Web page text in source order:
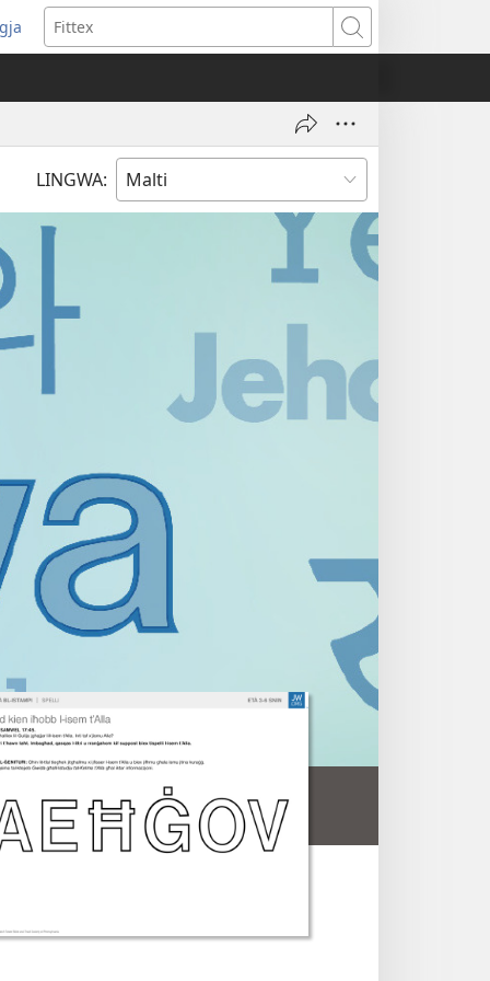
Fittex
LINGWA: